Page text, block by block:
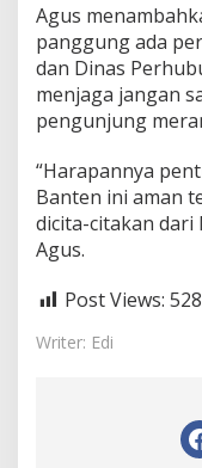
k
e
-
X
X
T
n
g
k
a
r
Agus
panggung ada
dan Dinas
menjaga jangan
pengunjung
“Harapannya
Banten ini aman
dicita-citakan dari
Agus.
Post Views: 528
Writer: Edi